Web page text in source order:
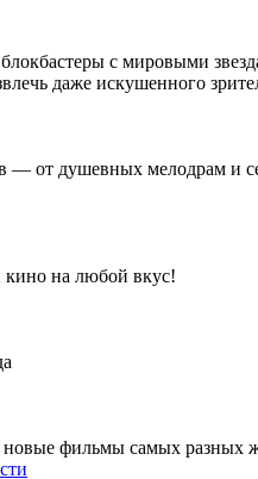
с мировыми
даже искушенного
от душевных мелодрам и
кино на любой вкус!
фильмы самых разных